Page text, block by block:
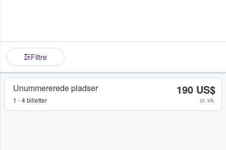
Filtre
Unummererede pladser
1 - 4 billetter
190 US$
pr. stk.